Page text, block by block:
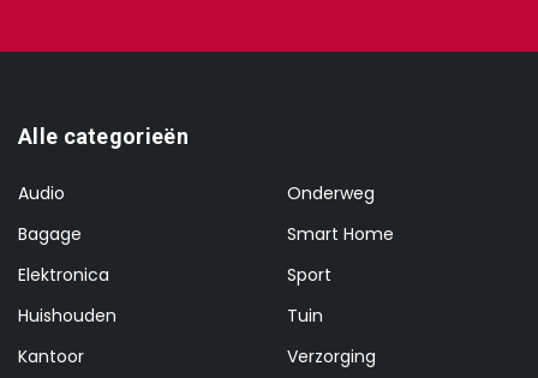
Alle categorieën
Audio
Bagage
Elektronica
Huishouden
Kantoor
Onderweg
Smart Home
Sport
Tuin
Verzorging